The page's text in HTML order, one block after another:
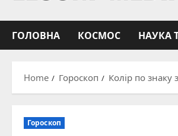
ГОЛОВНА КОСМОС НАУКА
Home Гороскоп Колір по знаку
Гороскоп